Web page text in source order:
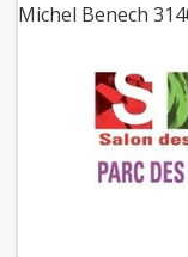
Michel Benech